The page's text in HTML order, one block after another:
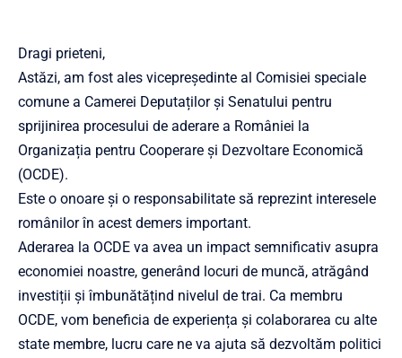
Dragi prieteni,
Astăzi, am fost ales vicepreședinte al Comisiei speciale
comune a Camerei Deputaților și Senatului pentru
sprijinirea procesului de aderare a României la
Organizația pentru Cooperare și Dezvoltare Economică
(OCDE).
Este o onoare și o responsabilitate să reprezint interesele
românilor în acest demers important.
Aderarea la OCDE va avea un impact semnificativ asupra
economiei noastre, generând locuri de muncă, atrăgând
investiții și îmbunătățind nivelul de trai. Ca membru
OCDE, vom beneficia de experiența și colaborarea cu alte
state membre, lucru care ne va ajuta să dezvoltăm politici